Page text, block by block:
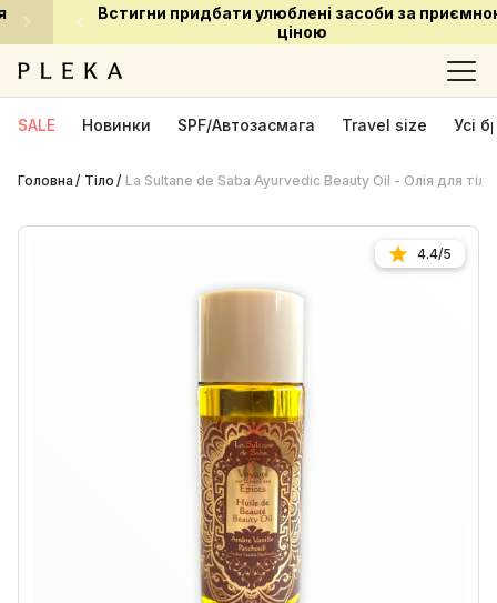
Встигни придбати улюблені засоби за приємною
SALE Новинки SPF/Автозасмага Travel size Усі
Головна Тіло La Sultane de Saba Ayurvedic Beauty Oil - Олія для тіла
4.4/5